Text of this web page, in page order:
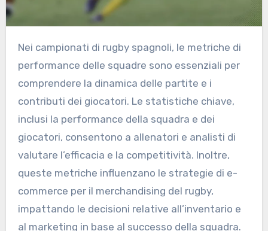
Nei campionati di rugby spagnoli, le metriche di
performance delle squadre sono essenziali per
comprendere la dinamica delle partite e i
contributi dei giocatori. Le statistiche chiave,
inclusi la performance della squadra e dei
giocatori, consentono a allenatori e analisti di
valutare l’efficacia e la competitività. Inoltre,
queste metriche influenzano le strategie di e-
commerce per il merchandising del rugby,
impattando le decisioni relative all’inventario e
al marketing in base al successo della squadra.